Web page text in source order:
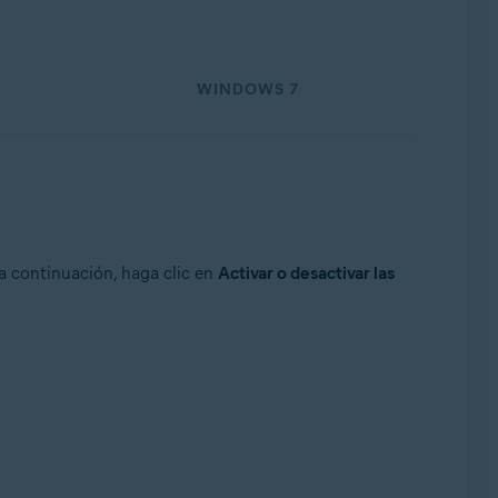
WINDOWS 7
continuación, haga clic en Activar o desactivar las